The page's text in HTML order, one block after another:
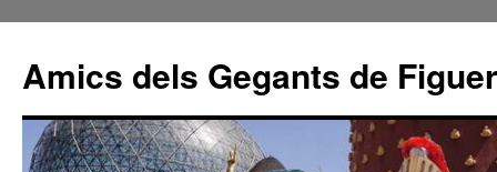
Amics dels Gegants de